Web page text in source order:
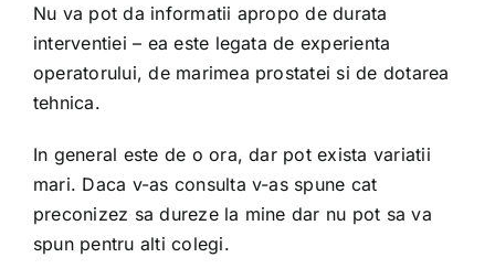
Nu va pot da informatii apropo de durata
interventiei – ea este legata de experienta
operatorului, de marimea prostatei si de dotarea
tehnica.
In general este de o ora, dar pot exista variatii
mari. Daca v-as consulta v-as spune cat
preconizez sa dureze la mine dar nu pot sa va
spun pentru alti colegi.